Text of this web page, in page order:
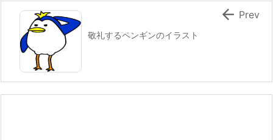
敬礼するペンギンのイラスト
 Prev